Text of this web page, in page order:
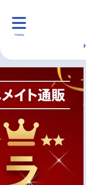
menu
マンガ・ラノベ